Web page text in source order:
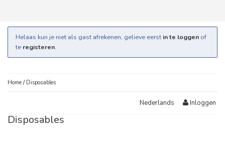
Helaas kun je niet als gast afrekenen, gelieve eerst in te loggen of
te registeren.
Home / Disposables
Nederlands Inloggen
Disposables